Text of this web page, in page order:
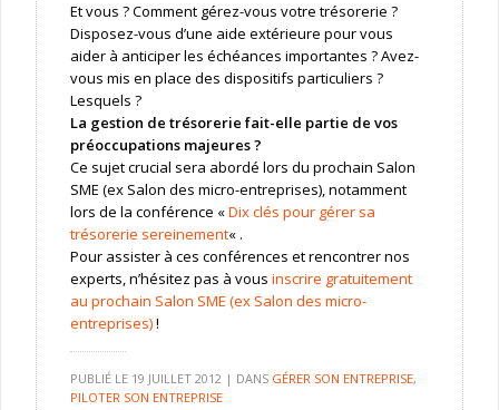
Et vous ? Comment gérez-vous votre trésorerie ?
Disposez-vous d’une aide extérieure pour vous
aider à anticiper les échéances importantes ? Avez-
vous mis en place des dispositifs particuliers ?
Lesquels ?
La gestion de trésorerie fait-elle partie de vos
préoccupations majeures ?
Ce sujet crucial sera abordé lors du prochain Salon
SME (ex Salon des micro-entreprises), notamment
lors de la conférence «Dix clés pour gérer sa
trésorerie sereinement« .
Pour assister à ces conférences et rencontrer nos
experts, n’hésitez pas à vous inscrire gratuitement
au prochain Salon SME (ex Salon des micro-
entreprises)!
PUBLIÉ LE 19 JUILLET 2012| DANS GÉRER SON ENTREPRISE,
PILOTER SON ENTREPRISE